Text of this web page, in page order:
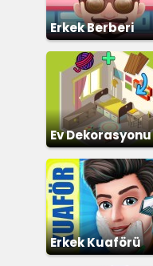
Erkek Berberi
Ev Dekorasyonu
Erkek Kuaförü